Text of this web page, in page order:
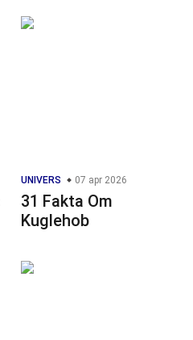
UNIVERS 07 apr 2026
31 Fakta Om
Kuglehob